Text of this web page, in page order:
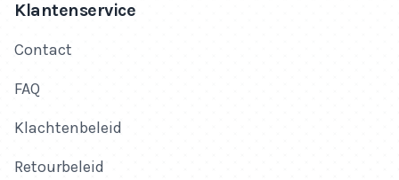
Klantenservice
Contact
FAQ
Klachtenbeleid
Retourbeleid